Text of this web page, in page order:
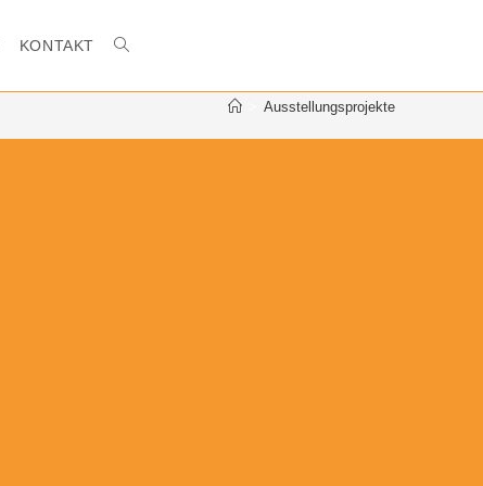
KONTAKT WEBSITE-
SUCHE
Ausstellungsprojekte